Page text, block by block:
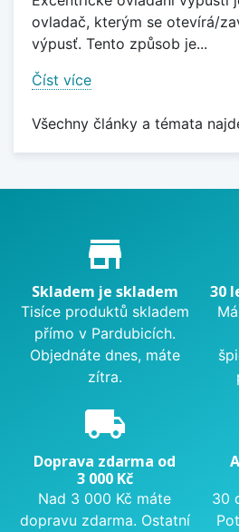
ovladač, kterým se otevírá/
výpusť. Tento způsob je...
Číst více
Všechny články a témata
Proč nakupovat u nás?
store_mall_directory
Skladem je skladem
Tisíce produktů skladem
přímo v Pardubicích.
Objednáte dnes, máte
zítra.
30
local_shipping
Doprava zdarma od
3 000 Kč
Nad 3 000 Kč máte
dopravu zdarma. Ostatní
30